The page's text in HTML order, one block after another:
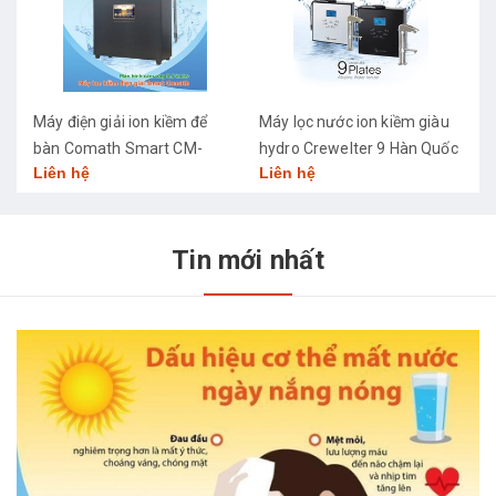
Máy điện giải ion kiềm để
bàn Comath Smart CM-
3668
Liên hệ
Máy lọc nước ion kiềm giàu
hydro Crewelter 9 Hàn Quốc
Liên hệ
Tin mới nhất